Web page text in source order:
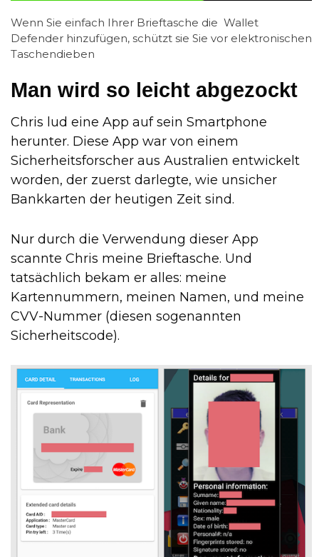
Wenn Sie einfach Ihrer Brieftasche die Wallet
Defender hinzufügen, schützt sie Sie vor elektronischen
Taschendieben
Man wird so leicht abgezockt
Chris lud eine App auf sein Smartphone
herunter. Diese App war von einem
Sicherheitsforscher aus Australien entwickelt
worden, der zuerst darlegte, wie unsicher
Bankkarten der heutigen Zeit sind.
Nur durch die Verwendung dieser App
scannte Chris meine Brieftasche. Und
tatsächlich bekam er alles: meine
Kartennummern, meinen Namen, und meine
CVV-Nummer (diesen sogenannten
Sicherheitscode).